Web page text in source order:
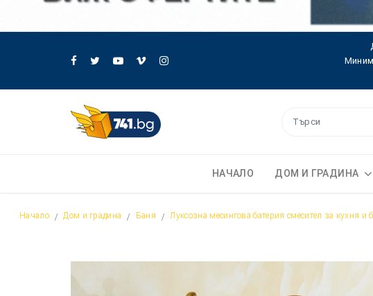
НАЧАЛО ДОМ И ГРАДИНА
Начало Дом и градина Баня Луксозна месингова батерия смесител за кухня